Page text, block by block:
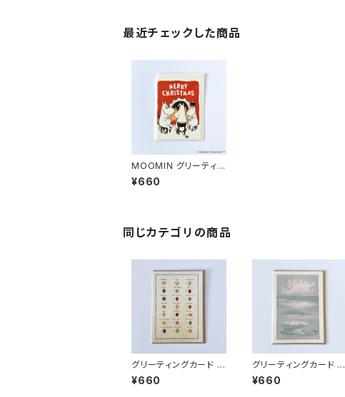
最近チェックした商品
MOOMIN グリーティン
グカード クリスマス
¥660
同じカテゴリの商品
グリーティングカード ジ
ュエリー
¥660
グリーティングカード く
も
¥660